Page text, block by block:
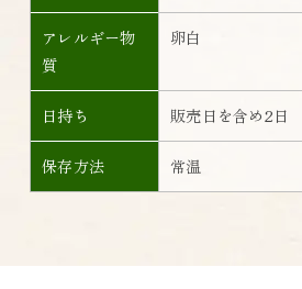
アレルギー物
質
卵白
日持ち 販売日を含め2日
保存方法 常温